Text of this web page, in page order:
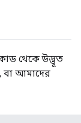
থেকে উদ্ভূত
আমাদের